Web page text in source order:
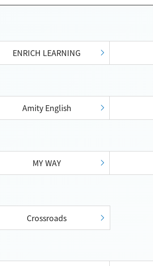
ENRICH LEARNING
Amity English
MY WAY
Crossroads